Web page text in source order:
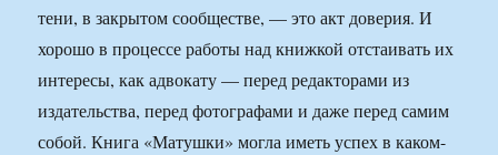
тени, в закрытом сообществе, — это акт доверия. И
хорошо в процессе работы над книжкой отстаивать их
интересы, как адвокату — перед редакторами из
издательства, перед фотографами и даже перед самим
собой. Книга «Матушки» могла иметь успех в каком-